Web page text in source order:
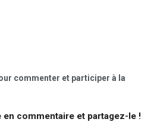
commenter et participer à la
commentaire et partagez-le !